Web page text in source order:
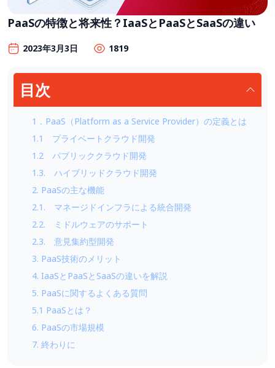
PaaSの特徴と将来性？IaaSとPaaSとSaaSの違い
2023年3月3日 1819
目次
1．PaaS（Platform as a Service Provider）の定義とは
1.1 プライベートクラウド開発
1.2 パブリッククラウド開発
1.3. ハイブリッドクラウド開発
2. PaaSの主な機能
2.1. マネージドインフラによる統合開発
2.2. ミドルウェアのサポート
2.3. 意見集約型開発
3. PaaS技術のメリット
4. IaaSとPaaSとSaaSの違いを解説
5. PaaSに関するよくある質問
5.1 PaaSとは？
6. PaaSの市場規模
7. 終わりに